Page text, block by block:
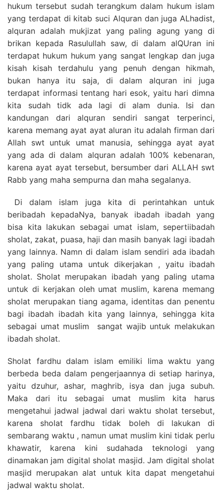
hukum tersebut sudah terangkum dalam hukum islam
yang terdapat di kitab suci Alquran dan juga ALhadist,
alquran adalah mukjizat yang paling agung yang di
brikan kepada Rasulullah saw, di dalam alQUran ini
terdapat hukum hukum yang sangat lengkap dan juga
kisah kisah terdahulu yang penuh dengan hikmah,
bukan hanya itu saja, di dalam alquran ini juga
terdapat informasi tentang hari esok, yaitu hari dimna
kita sudah tidk ada lagi di alam dunia. Isi dan
kandungan dari alquran sendiri sangat terperinci,
karena memang ayat ayat aluran itu adalah firman dari
Allah swt untuk umat manusia, sehingga ayat ayat
yang ada di dalam alquran adalah 100% kebenaran,
karena ayat ayat tersebut, bersumber dari ALLAH swt
Rabb yang maha sempurna dan maha segalanya.
Di dalam islam juga kita di perintahkan untuk
beribadah kepadaNya, banyak ibadah ibadah yang
bisa kita lakukan sebagai umat islam, sepertiibadah
sholat, zakat, puasa, haji dan masih banyak lagi ibadah
yang lainnya. Namn di dalam islam sendiri ada ibadah
yang paling utama untuk dikerjakan , yaitu ibadah
sholat. Sholat merupakan ibadah yang paling utama
untuk di kerjakan oleh umat muslim, karena memang
sholat merupakan tiang agama, identitas dan penentu
bagi ibadah ibadah kita yang lainnya, sehingga kita
sebagai umat muslim sangat wajib untuk melakukan
ibadah sholat.
Sholat fardhu dalam islam emiliki lima waktu yang
berbeda beda dalam pengerjaannya di setiap harinya,
yaitu dzuhur, ashar, maghrib, isya dan juga subuh.
Maka dari itu sebagai umat muslim kita harus
mengetahui jadwal jadwal dari waktu sholat tersebut,
karena sholat fardhu tidak boleh di lakukan di
sembarang waktu , namun umat muslim kini tidak perlu
khawatir, karena kini sudahada teknologi yang
dinamakan jam digital sholat masjid. Jam digital sholat
masjid merupakan alat untuk kita dapat mengetahui
jadwal waktu sholat.